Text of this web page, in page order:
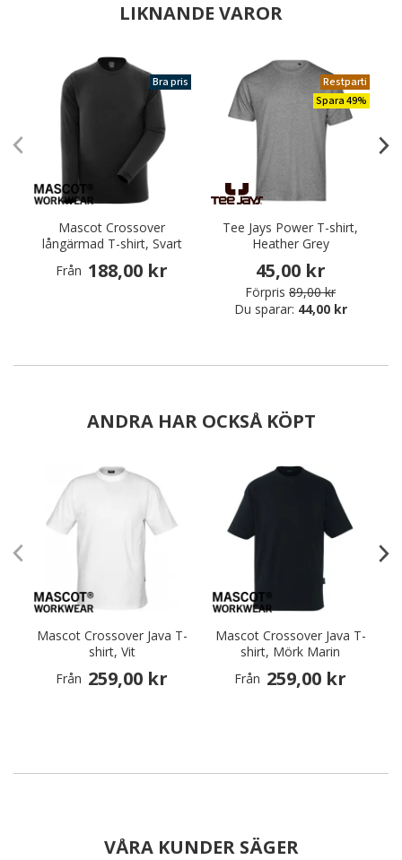
LIKNANDE VAROR
Bra pris
Mascot Crossover
långärmad T-shirt, Svart
Från 188,00 kr
Restparti
Spara 49%
Tee Jays Power T-shirt,
Heather Grey
45,00 kr
Förpris 89,00 kr
Du sparar: 44,00 kr
ANDRA HAR OCKSÅ KÖPT
Mascot Crossover Java T-
shirt, Vit
Från 259,00 kr
Mascot Crossover Java T-
shirt, Mörk Marin
Från 259,00 kr
VÅRA KUNDER SÄGER